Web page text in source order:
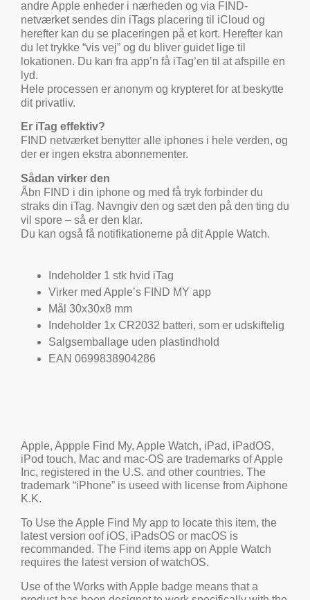
andre Apple enheder i nærheden og via FIND-
netværket sendes din iTags placering til iCloud og
herefter kan du se placeringen på et kort. Herefter kan
du let trykke “vis vej” og du bliver guidet lige til
lokationen. Du kan fra app’n få iTag’en til at afspille en
lyd.
Hele processen er anonym og krypteret for at beskytte
dit privatliv.
Er iTag effektiv?
FIND netværket benytter alle iphones i hele verden, og
der er ingen ekstra abonnementer.
Sådan virker den
Åbn FIND i din iphone og med få tryk forbinder du
straks din iTag. Navngiv den og sæt den på den ting du
vil spore – så er den klar.
Du kan også få notifikationerne på dit Apple Watch.
Indeholder 1 stk hvid iTag
Virker med Apple’s FIND MY app
Mål 30x30x8 mm
Indeholder 1x CR2032 batteri, som er udskiftelig
Salgsemballage uden plastindhold
EAN 0699838904286
Apple, Appple Find My, Apple Watch, iPad, iPadOS,
iPod touch, Mac and mac-OS are trademarks of Apple
Inc, registered in the U.S. and other countries. The
trademark “iPhone” is useed with license from Aiphone
K.K.
To Use the Apple Find My app to locate this item, the
latest version oof iOS, iPadsOS or macOS is
recommanded. The Find items app on Apple Watch
requires the latest version of watchOS.
Use of the Works with Apple badge means that a